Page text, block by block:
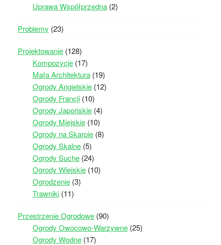
Uprawa Współprzędna(2)
Problemy (23)
Projektowanie(128)
Kompozycje(17)
Mała Architektura(19)
Ogrody Angielskie(12)
Ogrody Francji(10)
Ogrody Japońskie(4)
Ogrody Miejskie(10)
Ogrody na Skarpie(8)
Ogrody Skalne(5)
Ogrody Suche(24)
Ogrody Wiejskie(10)
Ogrodzenie(3)
Trawniki(11)
Przestrzenie Ogrodowe(90)
Ogrody Owocowo-Warzywne(25)
Ogrody Wodne(17)